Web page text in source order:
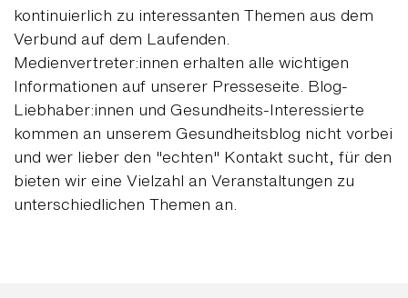
kontinuierlich zu interessanten Themen aus dem
Verbund auf dem Laufenden.
Medienvertreter:innen erhalten alle wichtigen
Informationen auf unserer Presseseite. Blog-
Liebhaber:innen und Gesundheits-Interessierte
kommen an unserem Gesundheitsblog nicht vorbei
und wer lieber den "echten" Kontakt sucht, für den
bieten wir eine Vielzahl an Veranstaltungen zu
unterschiedlichen Themen an.